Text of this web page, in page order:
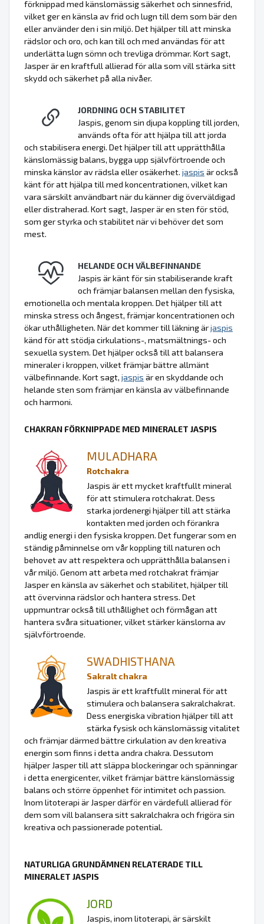
förknippad med känslomässig säkerhet och sinnesfrid,
vilket ger en känsla av frid och lugn till dem som bär den
eller använder den i sin miljö. Det hjälper till att minska
rädslor och oro, och kan till och med användas för att
underlätta lugn sömn och trevliga drömmar. Kort sagt,
Jasper är en kraftfull allierad för alla som vill stärka sitt
skydd och säkerhet på alla nivåer.
JORDNING OCH STABILITET
Jaspis, genom sin djupa koppling till jorden,
används ofta för att hjälpa till att jorda
och stabilisera energi. Det hjälper till att upprätthålla
känslomässig balans, bygga upp självförtroende och
minska känslor av rädsla eller osäkerhet. jaspis är också
känt för att hjälpa till med koncentrationen, vilket kan
vara särskilt användbart när du känner dig överväldigad
eller distraherad. Kort sagt, Jasper är en sten för stöd,
som ger styrka och stabilitet när vi behöver det som
mest.
HELANDE OCH VÄLBEFINNANDE
Jaspis är känt för sin stabiliserande kraft
och främjar balansen mellan den fysiska,
emotionella och mentala kroppen. Det hjälper till att
minska stress och ångest, främjar koncentrationen och
ökar uthålligheten. När det kommer till läkning ärjaspis
känd för att stödja cirkulations-, matsmältnings- och
sexuella system. Det hjälper också till att balansera
mineraler i kroppen, vilket främjar bättre allmänt
välbefinnande. Kort sagt, jaspis är en skyddande och
helande sten som främjar en känsla av välbefinnande
och harmoni.
CHAKRAN FÖRKNIPPADE MED MINERALET JASPIS
MULADHARA
Rotchakra
Jaspis är ett mycket kraftfullt mineral
för att stimulera rotchakrat. Dess
starka jordenergi hjälper till att stärka
kontakten med jorden och förankra
andlig energi i den fysiska kroppen. Det fungerar som en
ständig påminnelse om vår koppling till naturen och
behovet av att respektera och upprätthålla balansen i
vår miljö. Genom att arbeta med rotchakrat främjar
Jasper en känsla av säkerhet och stabilitet, hjälper till
att övervinna rädslor och hantera stress. Det
uppmuntrar också till uthållighet och förmågan att
hantera svåra situationer, vilket stärker känslorna av
självförtroende.
SWADHISTHANA
Sakralt chakra
Jaspis är ett kraftfullt mineral för att
stimulera och balansera sakralchakrat.
Dess energiska vibration hjälper till att
stärka fysisk och känslomässig vitalitet
och främjar därmed bättre cirkulation av den kreativa
energin som finns i detta andra chakra. Dessutom
hjälper Jasper till att släppa blockeringar och spänningar
i detta energicenter, vilket främjar bättre känslomässig
balans och större öppenhet för intimitet och passion.
Inom litoterapi är Jasper därför en värdefull allierad för
dem som vill balansera sitt sakralchakra och frigöra sin
kreativa och passionerade potential.
NATURLIGA GRUNDÄMNEN RELATERADE TILL
MINERALET JASPIS
JORD
Jaspis, inom litoterapi, är särskilt